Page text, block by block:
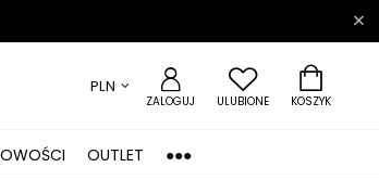
PLN
ZALOGUJ ULUBIONE KOSZYK
OUTLET ●●●